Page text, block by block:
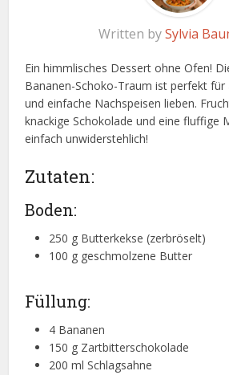
Written bySylvia
Ein himmlisches Dessert ohne Ofen!
Bananen-Schoko-Traum ist perfekt für
und einfache Nachspeisen lieben.
knackige Schokolade und eine fluffige
einfach unwiderstehlich!
Zutaten:
Boden:
250 g Butterkekse (zerbröselt)
100 g geschmolzene Butter
Füllung:
4 Bananen
150 g Zartbitterschokolade
200 ml Schlagsahne